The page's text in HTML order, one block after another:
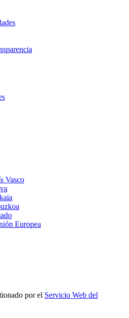
Vasco
Europea
por el Servicio Web del